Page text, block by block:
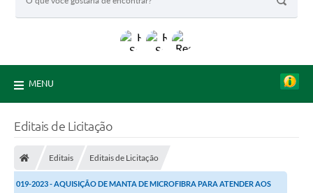
MENU
Editais de Licitação
Editais Editais de Licitação
019-2023 - AQUISIÇÃO DE MANTA DE MICROFIBRA PARA ATENDER AOS